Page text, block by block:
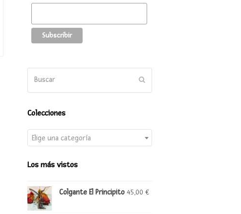
Colecciones
Elige una categoría
Los más vistos
Colgante El Principito 45,00€